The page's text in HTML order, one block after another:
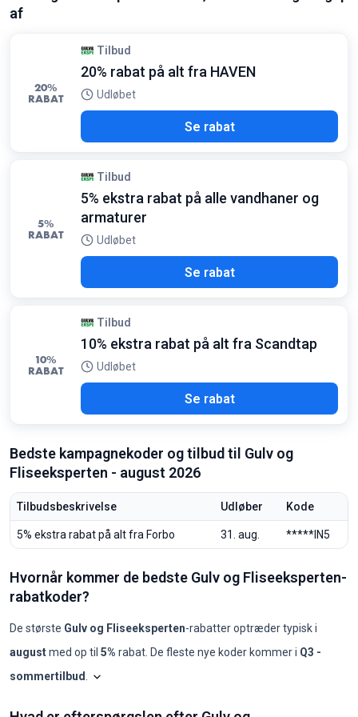
Betingelser:
af
20%
RABAT
Tilbud
20% rabat på alt fra HAVEN
Udløbet
Se rabat
5%
RABAT
Tilbud
5% ekstra rabat på alle vandhaner og
armaturer
Udløbet
Se rabat
10%
RABAT
Tilbud
10% ekstra rabat på alt fra Scandtap
Udløbet
Se rabat
Bedste kampagnekoder og tilbud til Gulv og
Fliseeksperten - august 2026
Tilbudsbeskrivelse Udløber Kode
5% ekstra rabat på alt fra Forbo 31. aug. *****IN5
Hvornår kommer de bedste Gulv og Fliseeksperten-
rabatkoder?
De største Gulv og Fliseeksperten-rabatter optræder typisk i
augustmed op til 5% rabat. De fleste nye koder kommer i Q3 -
sommertilbud